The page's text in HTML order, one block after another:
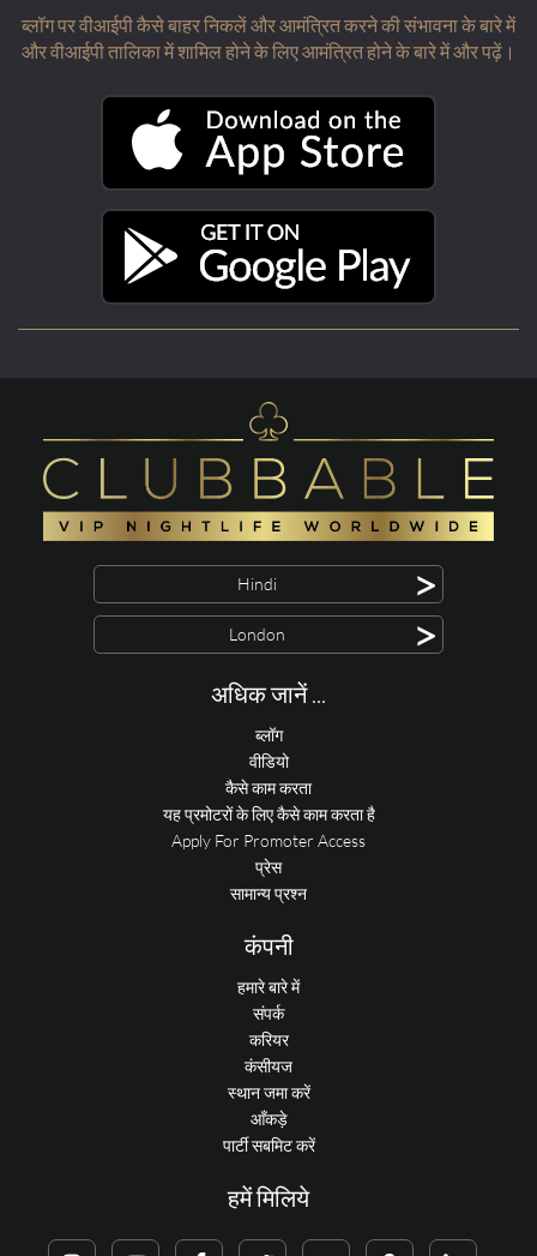
ब्लॉग पर वीआईपी कैसे बाहर निकलें और आमंत्रित करने की संभावना के बारे में
और वीआईपी तालिका में शामिल होने के लिए आमंत्रित होने के बारे में और पढ़ें।
Hindi >
London >
अधिक जानें ...
ब्लॉग
वीडियो
कैसे काम करता
यह प्रमोटरों के लिए कैसे काम करता है
Apply For Promoter Access
प्रेस
सामान्य प्रश्न
कंपनी
हमारे बारे में
संपर्क
करियर
कंसीयज
स्थान जमा करें
आँकड़े
पार्टी सबमिट करें
हमें मिलिये